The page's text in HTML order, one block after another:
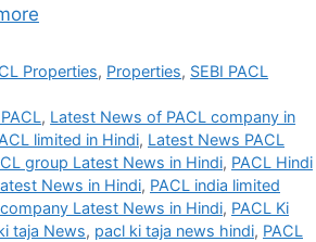
Properties, Properties, SEBI PACL
, Latest News of PACL company in
limited in Hindi, Latest News PACL
group Latest News in Hindi, PACL Hindi
News in Hindi, PACL india limited
Latest News in Hindi, PACL Ki
taja News, pacl ki taja news hindi, PACL